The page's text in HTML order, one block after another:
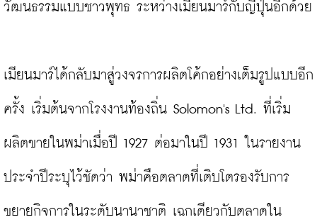
วัฒนธรรมแบบชาวพุทธ ระหว่างเมียนมาร์กับญี่ปุ่นอีกด้วย
เมียนมาร์ได้กลับมาสู่วงจรการผลิตโค้กอย่างเต็มรูปแบบอีก
ครั้ง เริ่มต้นจากโรงงานท้องถิ่น Solomon's Ltd. ที่เริ่ม
ผลิตขายในพม่าเมื่อปี 1927 ต่อมาในปี 1931 ในรายงาน
ประจำปีระบุไว้ชัดว่า พม่าคือตลาดที่เติบโตรองรับการ
ขยายกิจการในระดับนานาชาติ เฉกเดียวกับตลาดใน